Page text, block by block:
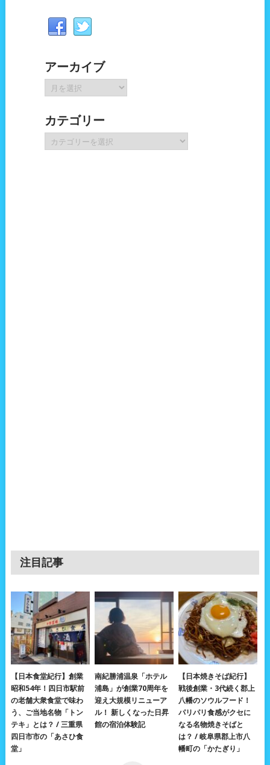
アーカイブ
ー
イ
ブ
カテゴリー
テ
注目記事
【日本食堂紀行】創業
昭和54年！四日市駅前
の老舗大衆食堂で味わ
う、ご当地名物「トン
テキ」とは？ / 三重県
四日市市の「あさひ食
堂」
南紀勝浦温泉「ホテル
浦島」が創業70周年を
迎え大規模リニューア
ル！ 新しくなった日昇
館の宿泊体験記
【日本焼きそば紀行】
戦後創業・3代続く郡上
八幡のソウルフード！
パリパリ食感がクセに
なる名物焼きそばと
は？ / 岐阜県郡上市八
幡町の「かたぎり」